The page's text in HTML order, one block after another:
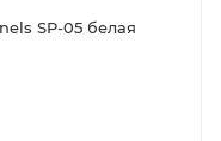
SP-05 белая